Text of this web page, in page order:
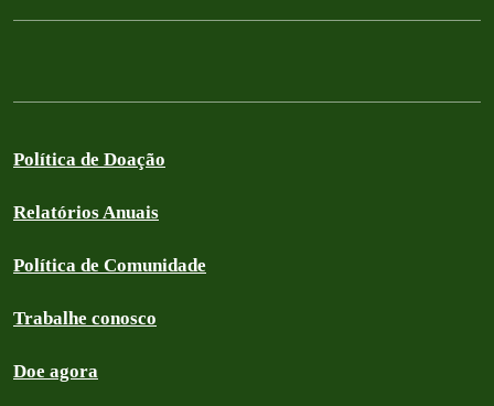
Política de Doação
Relatórios Anuais
Política de Comunidade
Trabalhe conosco
Doe agora